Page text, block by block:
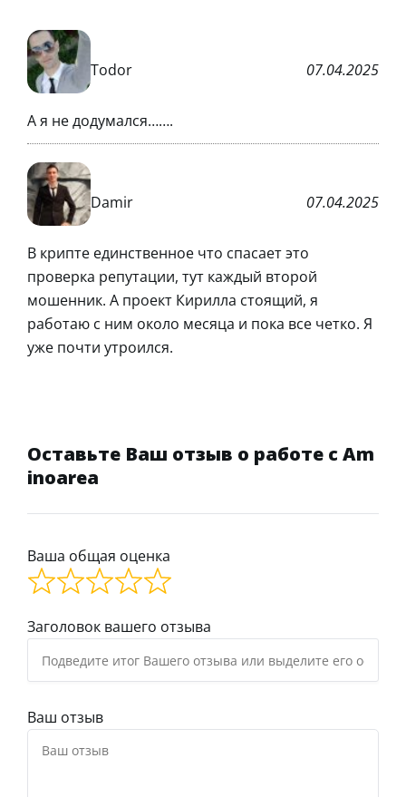
Todor 07.04.2025
А я не додумался…….
Damir 07.04.2025
В крипте единственное что спасает это
проверка репутации, тут каждый второй
мошенник. А проект Кирилла стоящий, я
работаю с ним около месяца и пока все четко. Я
уже почти утроился.
Оставьте Ваш отзыв о работе с Am
inoarea
Ваша общая оценка
Заголовок вашего отзыва
Ваш отзыв